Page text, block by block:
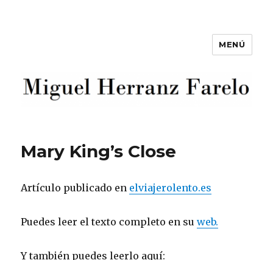
MENÚ
Mary King’s Close
Artículo publicado en elviajerolento.es
Puedes leer el texto completo en suweb.
Y también puedes leerlo aquí: